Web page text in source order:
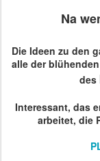
Na
Die Ideen zu den
alle der
des
Interessant, das
arbeitet, die